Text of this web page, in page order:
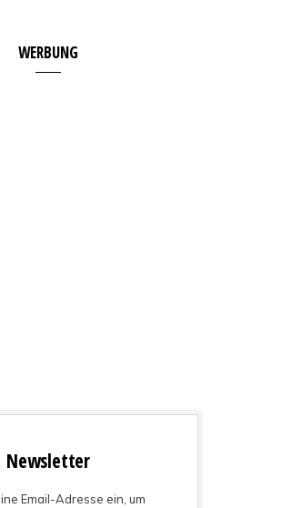
WERBUNG
Newsletter
Email-Adresse ein, um